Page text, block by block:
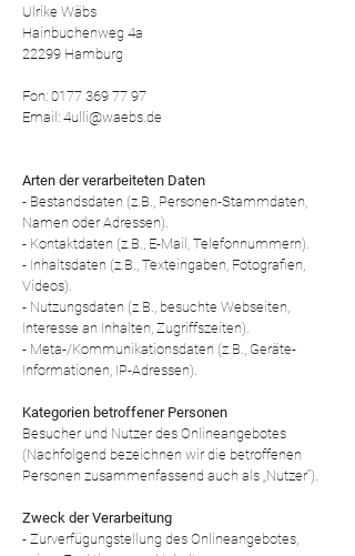
Ulrike Wäbs
Hainbuchenweg 4a
22299 Hamburg
Fon: 0177 369 77 97
Email: 4ulli@waebs.de
Arten der verarbeiteten Daten
- Bestandsdaten (z.B., Personen-Stammdaten,
Namen oder Adressen).
- Kontaktdaten (z.B., E-Mail, Telefonnummern).
- Inhaltsdaten (z.B., Texteingaben, Fotografien,
Videos).
- Nutzungsdaten (z.B., besuchte Webseiten,
Interesse an Inhalten, Zugriffszeiten).
- Meta-/Kommunikationsdaten (z.B., Geräte-
Informationen, IP-Adressen).
Kategorien betroffener Personen
Besucher und Nutzer des Onlineangebotes
(Nachfolgend bezeichnen wir die betroffenen
Personen zusammenfassend auch als „Nutzer“).
Zweck der Verarbeitung
- Zurverfügungstellung des Onlineangebotes,